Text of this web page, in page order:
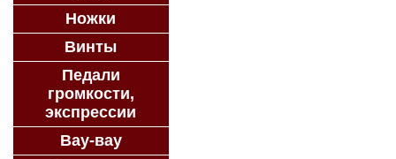
Ножки
Винты
Педали
громкости,
экспрессии
Вау-вау